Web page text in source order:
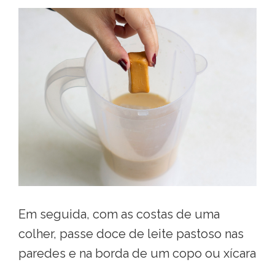
Em seguida, com as costas de uma
colher, passe doce de leite pastoso nas
paredes e na borda de um copo ou xícara